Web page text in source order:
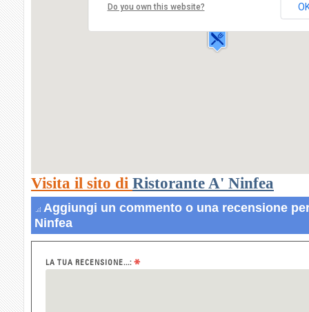
Via Italia,1
80078 LUCRINO
Do you own this website?
Visita il sito di Ristorante A' Ninfea
Aggiungi un commento o una recensione
Ninfea
LA TUA RECENSIONE...: *